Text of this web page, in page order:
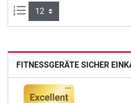
Artikel pro Seite:
FITNESSGERÄTE SICHER